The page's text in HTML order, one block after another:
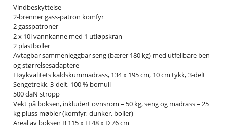
Vindbeskyttelse
2-brenner gass-patron komfyr
2 gasspatroner
2 x 10l vannkanne med 1 utløpskran
2 plastboller
Avtagbar sammenleggbar seng (bærer 180 kg) med utfellbare ben
og størrelsesadaptere
Høykvalitets kaldskummadrass, 134 x 195 cm, 10 cm tykk, 3-delt
Sengetrekk, 3-delt, 100 % bomull
500 daN stropp
Vekt på boksen, inkludert ovnsrom – 50 kg, seng og madrass – 25
kg pluss møbler (komfyr, dunker, boller)
Areal av boksen B 115 x H 48 x D 76 cm